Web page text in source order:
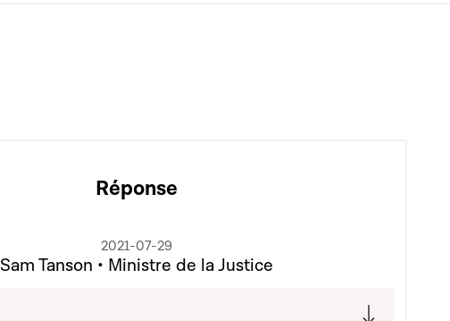
Réponse
2021-07-29
Sam Tanson • Ministre de la Justice